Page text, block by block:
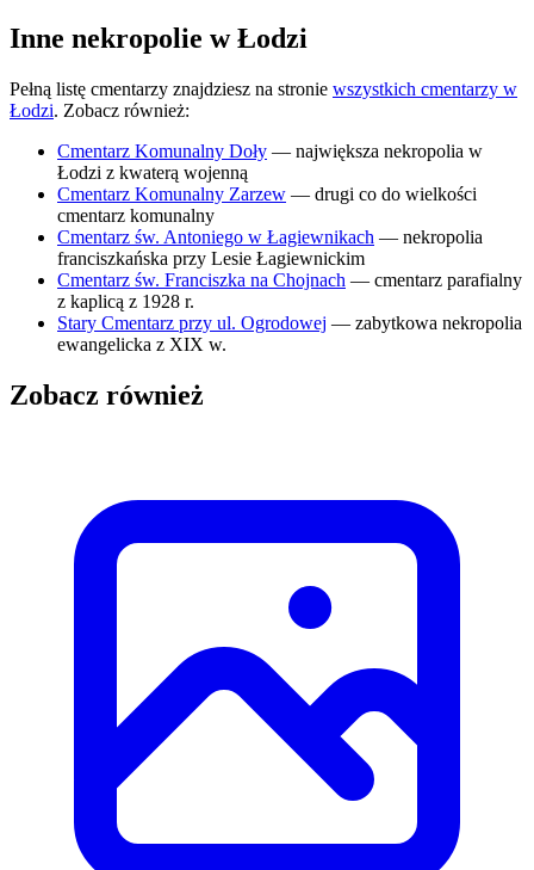
Inne nekropolie w Łodzi
Pełną listę cmentarzy znajdziesz na stronie wszystkich cmentarzy w
Łodzi. Zobacz również:
Cmentarz Komunalny Doły — największa nekropolia w
Łodzi z kwaterą wojenną
Cmentarz Komunalny Zarzew — drugi co do wielkości
cmentarz komunalny
Cmentarz św. Antoniego w Łagiewnikach — nekropolia
franciszkańska przy Lesie Łagiewnickim
Cmentarz św. Franciszka na Chojnach — cmentarz parafialny
z kaplicą z 1928 r.
Stary Cmentarz przy ul. Ogrodowej — zabytkowa nekropolia
ewangelicka z XIX w.
Zobacz również